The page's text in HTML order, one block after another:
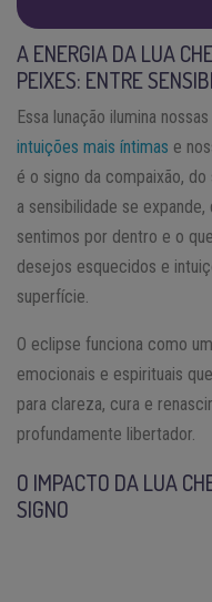
A ENERGIA DA LUA
PEIXES: ENTRE
Essa lunação ilumina
intuições mais íntimas e
é o signo da compaixão, do
a sensibilidade se
sentimos por dentro e o
desejos esquecidos e
superfície.
O eclipse funciona como
emocionais e espirituais
para clareza, cura e
profundamente libertador.
O IMPACTO DA LUA
SIGNO